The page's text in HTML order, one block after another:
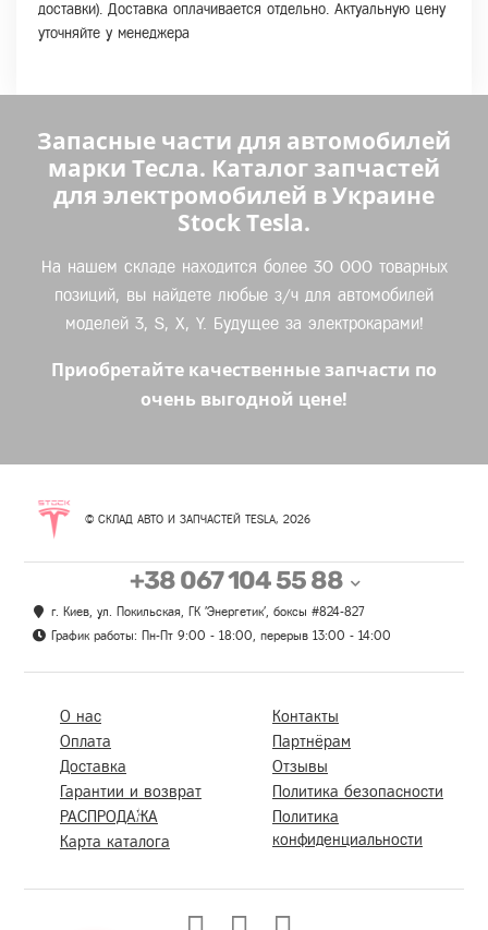
доставки). Доставка оплачивается отдельно. Актуальную цену
уточняйте у менеджера
Запасные части для автомобилей
марки Тесла. Каталог запчастей
для электромобилей в Украине
Stock Tesla.
На нашем складе находится более 30 000 товарных
позиций, вы найдете любые з/ч для автомобилей
моделей 3, S, X, Y. Будущее за электрокарами!
Приобретайте качественные запчасти по
очень выгодной цене!
© СКЛАД АВТО И ЗАПЧАСТЕЙ TESLA, 2026
+38 067 104 55 88
г. Киев, ул. Покильская, ГК 'Энергетик', боксы #824-827
График работы: Пн-Пт 9:00 - 18:00, перерыв 13:00 - 14:00
О нас
Оплата
Доставка
Гарантии и возврат
РАСПРОДАЖА
Карта каталога
Контакты
Партнёрам
Отзывы
Политика безопасности
Политика
конфиденциальности